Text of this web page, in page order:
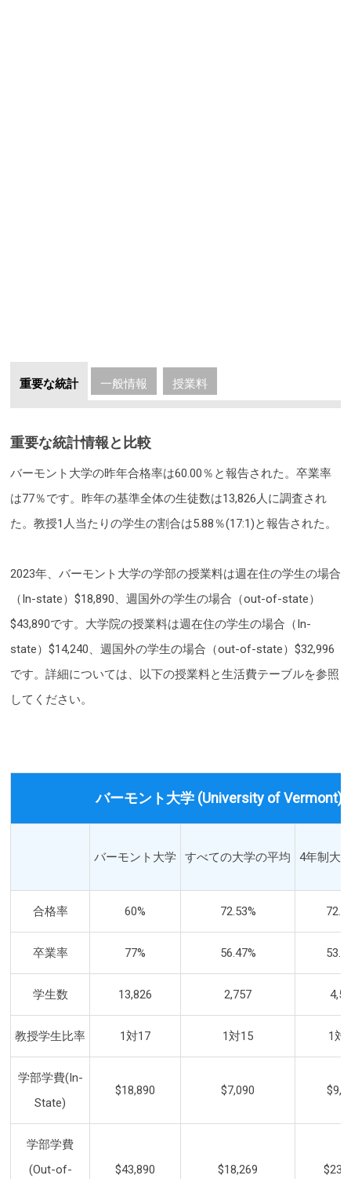
重要な統計 一般情報 授業料
重要な統計情報と比較
バーモント大学の昨年合格率は60.00％と報告された。卒業率
は77％です。昨年の基準全体の生徒数は13,826人に調査され
た。教授1人当たりの学生の割合は5.88％(17:1)と報告された。
2023年、バーモント大学の学部の授業料は週在住の学生の場合
（In-state）$18,890、週国外の学生の場合（out-of-state）
$43,890です。大学院の授業料は週在住の学生の場合（In-
state）$14,240、週国外の学生の場合（out-of-state）$32,996
です。詳細については、以下の授業料と生活費テーブルを参照
してください。
バーモント大学 (University of Vermont)
バーモント大学 すべての大学の平均 4年制大
合格率 60% 72.53%
卒業率 77% 56.47%
学生数 13,826 2,757
教授学生比率 1対17 1対15 1対
学部学費(In-
State)
$18,890 $7,090
学部学費
(Out-of-
$43,890 $18,269